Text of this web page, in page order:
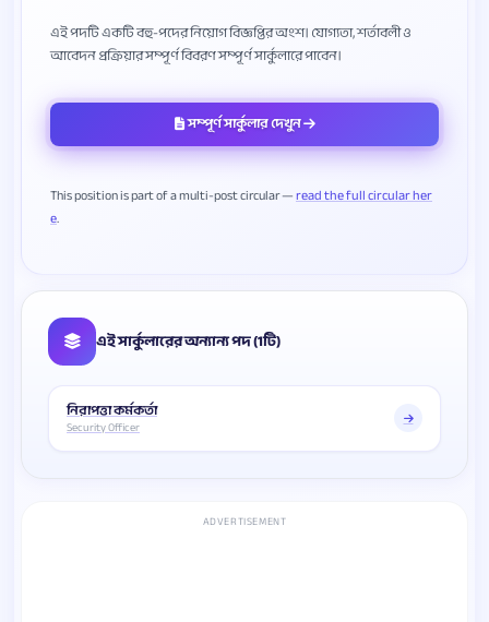
এই পদটি একটি বহু-পদের নিয়োগ বিজ্ঞপ্তির অংশ। যোগ্যতা, শর্তাবলী ও
সম্পূর্ণ সার্কুলার দেখুন
This position is part of a multi-post circular —read the full circular her
e
এই সার্কুলারের অন্যান্য পদ (1টি)
নিরাপত্তা কর্মকর্তা
Security Officer
ADVERTISEMENT